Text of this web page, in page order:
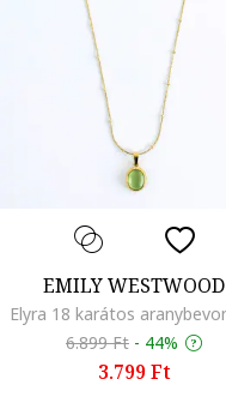
EMILY WESTWOOD
6.899 Ft - 44%
3.799 Ft